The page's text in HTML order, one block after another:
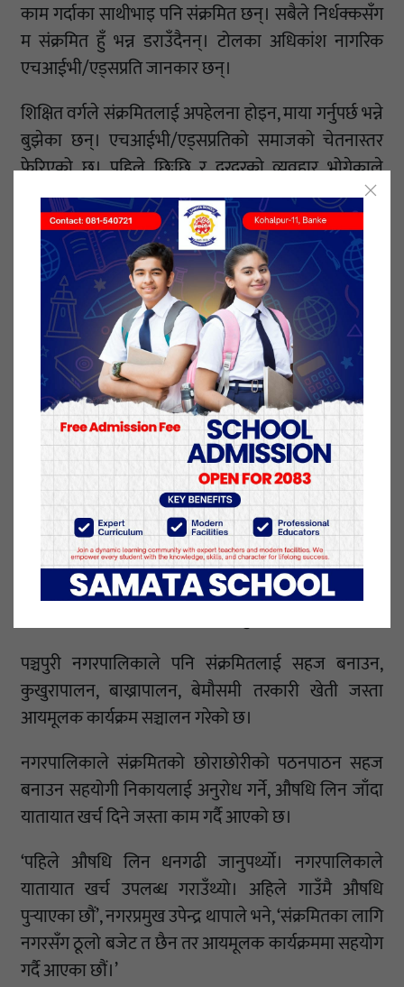
काम गर्दाका साथीभाइ पनि संक्रमित छन्। सबैले निर्धक्कसँग
म संक्रमित हुँ भन्न डराउँदैनन्। टोलका अधिकांश नागरिक
एचआईभी/एड्सप्रति जानकार छन्।
शिक्षित वर्गले संक्रमितलाई अपहेलना होइन, माया गर्नुपर्छ भन्ने
बुझेका छन्। एचआईभी/एड्सप्रतिको समाजको चेतनास्तर
फेरिएको छ। पहिले छिःछि र दुरदुरको व्यवहार भोगेकाले
अहिले समाजको माया र हौसला पाएका छन्।
यही कारण हर्कजस्तै पञ्चपुरी नगरपालिकामा ८० जना
एचआईभी संक्रमित खुलेका छन्।
तथ्यांकअनुसार वडा नं. १० मा २० जना, वडा नं. ६ र ८ मा
१६/१६ जना, वडा नं. २ मा ६ जना, ३ मा ५ जना, ४ मा ९ जना,
वडा नं. ५ मा ३ जना, वडा नं. ९ मा १ जना र वडा नं. ११ मा ४
जना संक्रमित खुलेका छन्। नगरपालिकाले नै उनीहरुलाई
नजिकको स्वास्थ्य चौकीमा औषधिको व्यवस्था गरिदिएको
पहिले औषधि लिन वीरेन्द्रनगर आउने उनीहरु अहिले घर
नजिकैको स्वास्थ्य चौकीबाट नियमित रुपमा एन्टी
रेक्टोभाइरल थेरापी (एआरटी) प्रयोग गर्दै आएका छन्।
नियमित औषधि प्रयोग गरेका कारण सामान्य नागरिकसरह नै
पञ्चपुरी नगरपालिकाले पनि संक्रमितलाई सहज बनाउन,
कुखुरापालन, बाख्रापालन, बेमौसमी तरकारी खेती जस्ता
आयमूलक कार्यक्रम सञ्चालन गरेको छ।
नगरपालिकाले संक्रमितको छोराछोरीको पठनपाठन सहज
बनाउन सहयोगी निकायलाई अनुरोध गर्ने, औषधि लिन जाँदा
यातायात खर्च दिने जस्ता काम गर्दै आएको छ।
‘पहिले औषधि लिन धनगढी जानुपर्थ्याे। नगरपालिकाले
यातायात खर्च उपलब्ध गराउँथ्यो। अहिले गाउँमै औषधि
पुर्‍याएका छौं’, नगरप्रमुख उपेन्द्र थापाले भने, ‘संक्रमितका लागि
नगरसँग ठूलो बजेट त छैन तर आयमूलक कार्यक्रममा सहयोग
गर्दै आएका छौं।’